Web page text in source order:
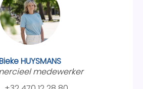
HUYSMANS
medewerker